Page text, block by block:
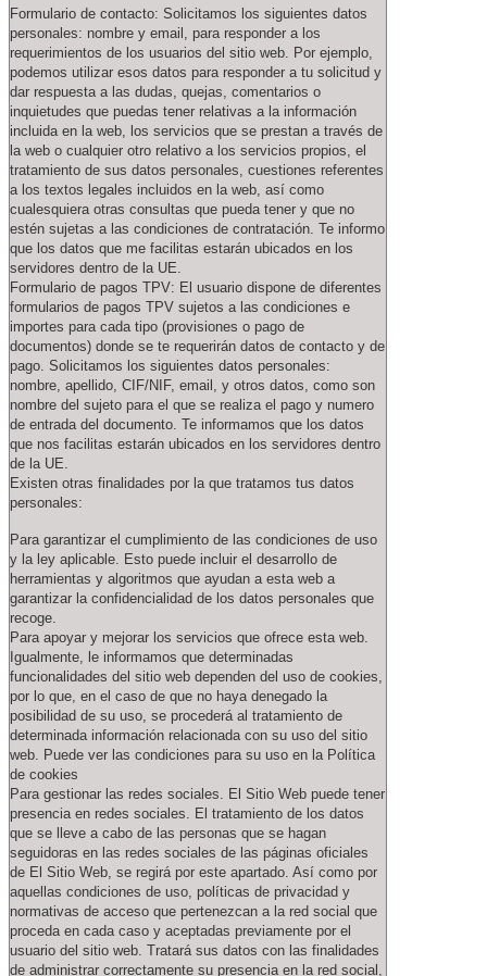
Formulario de contacto: Solicitamos los siguientes datos
personales: nombre y email, para responder a los
requerimientos de los usuarios del sitio web. Por ejemplo,
podemos utilizar esos datos para responder a tu solicitud y
dar respuesta a las dudas, quejas, comentarios o
inquietudes que puedas tener relativas a la información
incluida en la web, los servicios que se prestan a través de
la web o cualquier otro relativo a los servicios propios, el
tratamiento de sus datos personales, cuestiones referentes
a los textos legales incluidos en la web, así como
cualesquiera otras consultas que pueda tener y que no
estén sujetas a las condiciones de contratación. Te informo
que los datos que me facilitas estarán ubicados en los
servidores dentro de la UE.
Formulario de pagos TPV: El usuario dispone de diferentes
formularios de pagos TPV sujetos a las condiciones e
importes para cada tipo (provisiones o pago de
documentos) donde se te requerirán datos de contacto y de
pago. Solicitamos los siguientes datos personales:
nombre, apellido, CIF/NIF, email, y otros datos, como son
nombre del sujeto para el que se realiza el pago y numero
de entrada del documento. Te informamos que los datos
que nos facilitas estarán ubicados en los servidores dentro
de la UE.
Existen otras finalidades por la que tratamos tus datos
personales:
Para garantizar el cumplimiento de las condiciones de uso
y la ley aplicable. Esto puede incluir el desarrollo de
herramientas y algoritmos que ayudan a esta web a
garantizar la confidencialidad de los datos personales que
recoge.
Para apoyar y mejorar los servicios que ofrece esta web.
Igualmente, le informamos que determinadas
funcionalidades del sitio web dependen del uso de cookies,
por lo que, en el caso de que no haya denegado la
posibilidad de su uso, se procederá al tratamiento de
determinada información relacionada con su uso del sitio
web. Puede ver las condiciones para su uso en la Política
de cookies
Para gestionar las redes sociales. El Sitio Web puede tener
presencia en redes sociales. El tratamiento de los datos
que se lleve a cabo de las personas que se hagan
seguidoras en las redes sociales de las páginas oficiales
de El Sitio Web, se regirá por este apartado. Así como por
aquellas condiciones de uso, políticas de privacidad y
normativas de acceso que pertenezcan a la red social que
proceda en cada caso y aceptadas previamente por el
usuario del sitio web. Tratará sus datos con las finalidades
de administrar correctamente su presencia en la red social,